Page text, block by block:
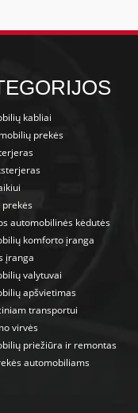
kabliai
prekės
prekės
automobilinės kėdutės
komforto įranga
įranga
valytuvai
apšvietimas
transportui
virvės
priežiūra ir remontas
automobiliams